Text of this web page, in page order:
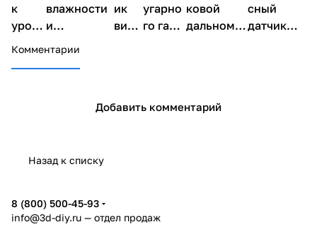
к
уровн
влажности
и
ы DHT11
ик
вибр
угарно
го газа
ковой
дальноме
сный
датчик
Комментарии
Добавить комментарий
Назад к списку
8 (800) 500-45-93
info@3d-diy.ru — отдел продаж